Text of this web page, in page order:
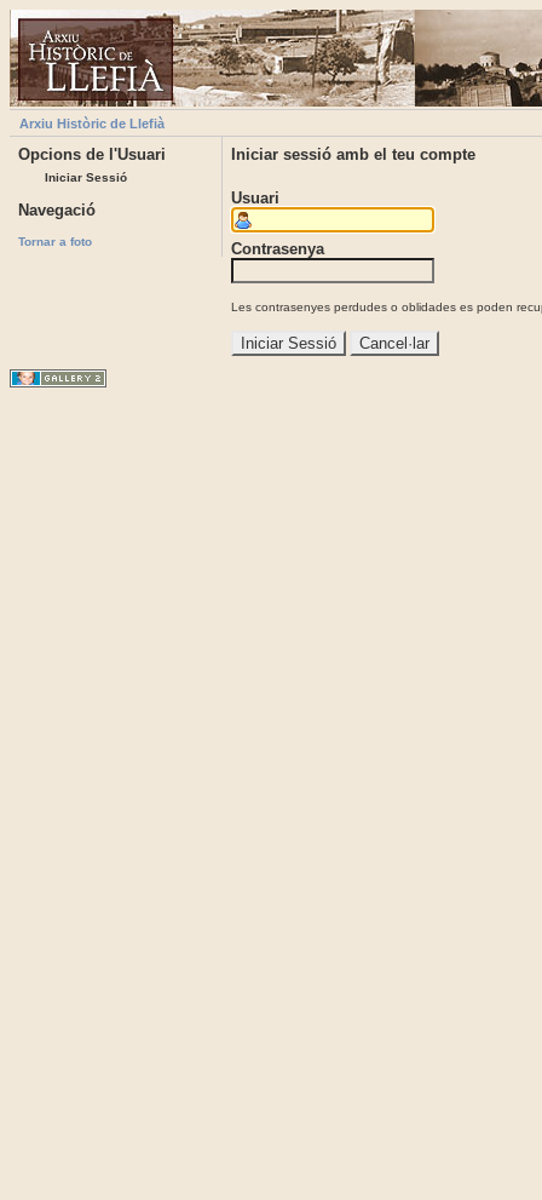
Arxiu Històric de Llefià
Opcions de l'Usuari
Iniciar Sessió
Navegació
Tornar a foto
Iniciar sessió amb el teu compte
Usuari
Contrasenya
Les contrasenyes perdudes o oblidades es poden